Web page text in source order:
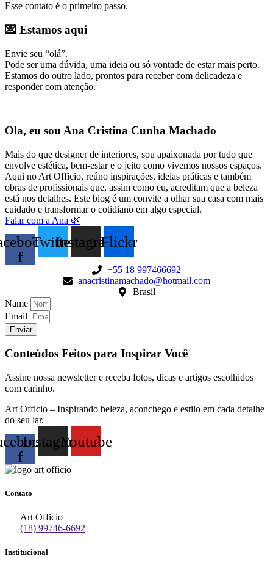
Esse contato é o primeiro passo.
💌 Estamos aqui
Envie seu “olá”.
Pode ser uma dúvida, uma ideia ou só vontade de estar mais perto.
Estamos do outro lado, prontos para receber com delicadeza e
responder com atenção.
Ola, eu sou Ana Cristina Cunha Machado
Mais do que designer de interiores, sou apaixonada por tudo que
envolve estética, bem-estar e o jeito como vivemos nossos espaços.
Aqui no Art Officio, reúno inspirações, ideias práticas e também
obras de profissionais que, assim como eu, acreditam que a beleza
está nos detalhes. Este blog é um convite a olhar sua casa com mais
cuidado e transformar o cotidiano em algo especial.
Falar com a Ana 🌿
f
TwitterInstagramFlickr
+55 18 997466692
anacristinamachado@hotmail.com
Brasil
Name
Email
Enviar
Conteúdos Feitos para Inspirar Você
Assine nossa newsletter e receba fotos, dicas e artigos escolhidos
com carinho.
Art Officio – Inspirando beleza, aconchego e estilo em cada detalhe
do seu lar.
f
InstagramYoutube
Contato
Art Officio
(18) 99746-6692
Institucional